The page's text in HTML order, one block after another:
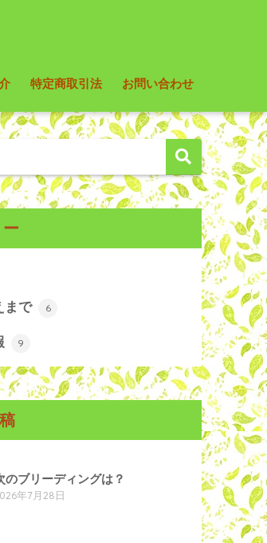
特定商取引法 お問い合わせ
まで 6
9
のブリーディングは？
年7月28日